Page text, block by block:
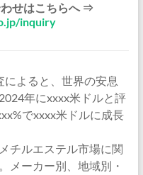
せはこちらへ ⇒
inquiry
によると、世界の安息
年にxxxx米ドルと評
でxxxx米ドルに成長
チルエステル市場に関
メーカー別、地域別・